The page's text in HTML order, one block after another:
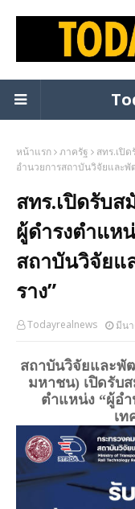
หน้าแรก ภาครัฐ
สทร.เปิ
อำนวยการสถาบันวิจัยและพั
สทร.เปิดรับส
ผู้ดำรงตำแห
สถาบันวิจัยแ
ราง”
Todayrealnews มีน
สถาบันวิจัยและพั
มหาชน) เปิดรับ
ตำแหน่ง “ผู้อ
เท